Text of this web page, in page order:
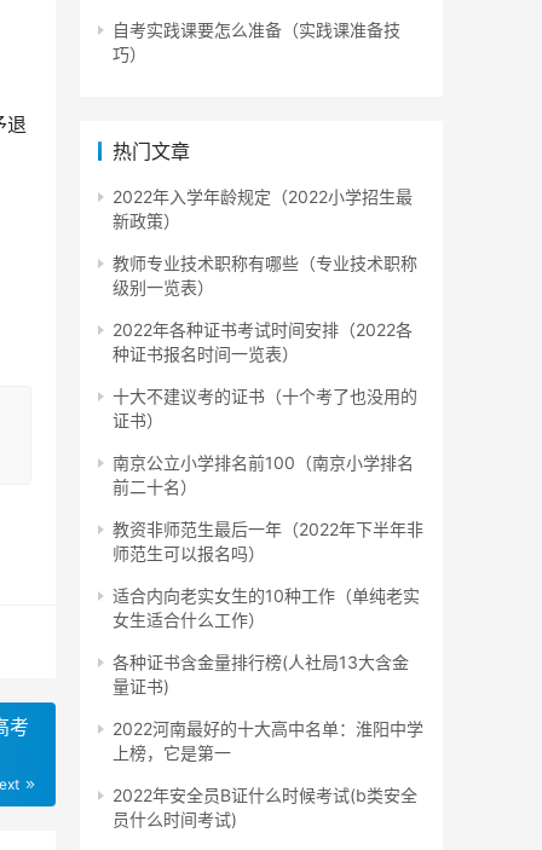
退
考
自考实践课要怎么准备（实践课准备技
巧）
热门文章
2022年入学年龄规定（2022小学招生最
新政策）
教师专业技术职称有哪些（专业技术职称
级别一览表）
2022年各种证书考试时间安排（2022各
种证书报名时间一览表）
十大不建议考的证书（十个考了也没用的
证书）
南京公立小学排名前100（南京小学排名
前二十名）
教资非师范生最后一年（2022年下半年非
师范生可以报名吗）
适合内向老实女生的10种工作（单纯老实
女生适合什么工作）
各种证书含金量排行榜(人社局13大含金
量证书)
2022河南最好的十大高中名单：淮阳中学
上榜，它是第一
2022年安全员B证什么时候考试(b类安全
员什么时间考试)